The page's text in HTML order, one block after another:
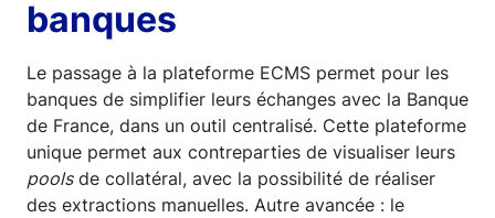
banques
Le passage à la plateforme ECMS permet pour les
banques de simplifier leurs échanges avec la Banque
de France, dans un outil centralisé. Cette plateforme
unique permet aux contreparties de visualiser leurs
poolsde collatéral, avec la possibilité de réaliser
des extractions manuelles. Autre avancée : le